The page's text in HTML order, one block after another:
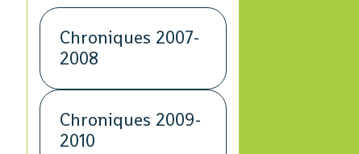
Chroniques 2007-
2008
Chroniques 2009-
2010